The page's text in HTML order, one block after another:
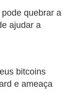
quebrar a
ajudar a
bitcoins
e ameaça